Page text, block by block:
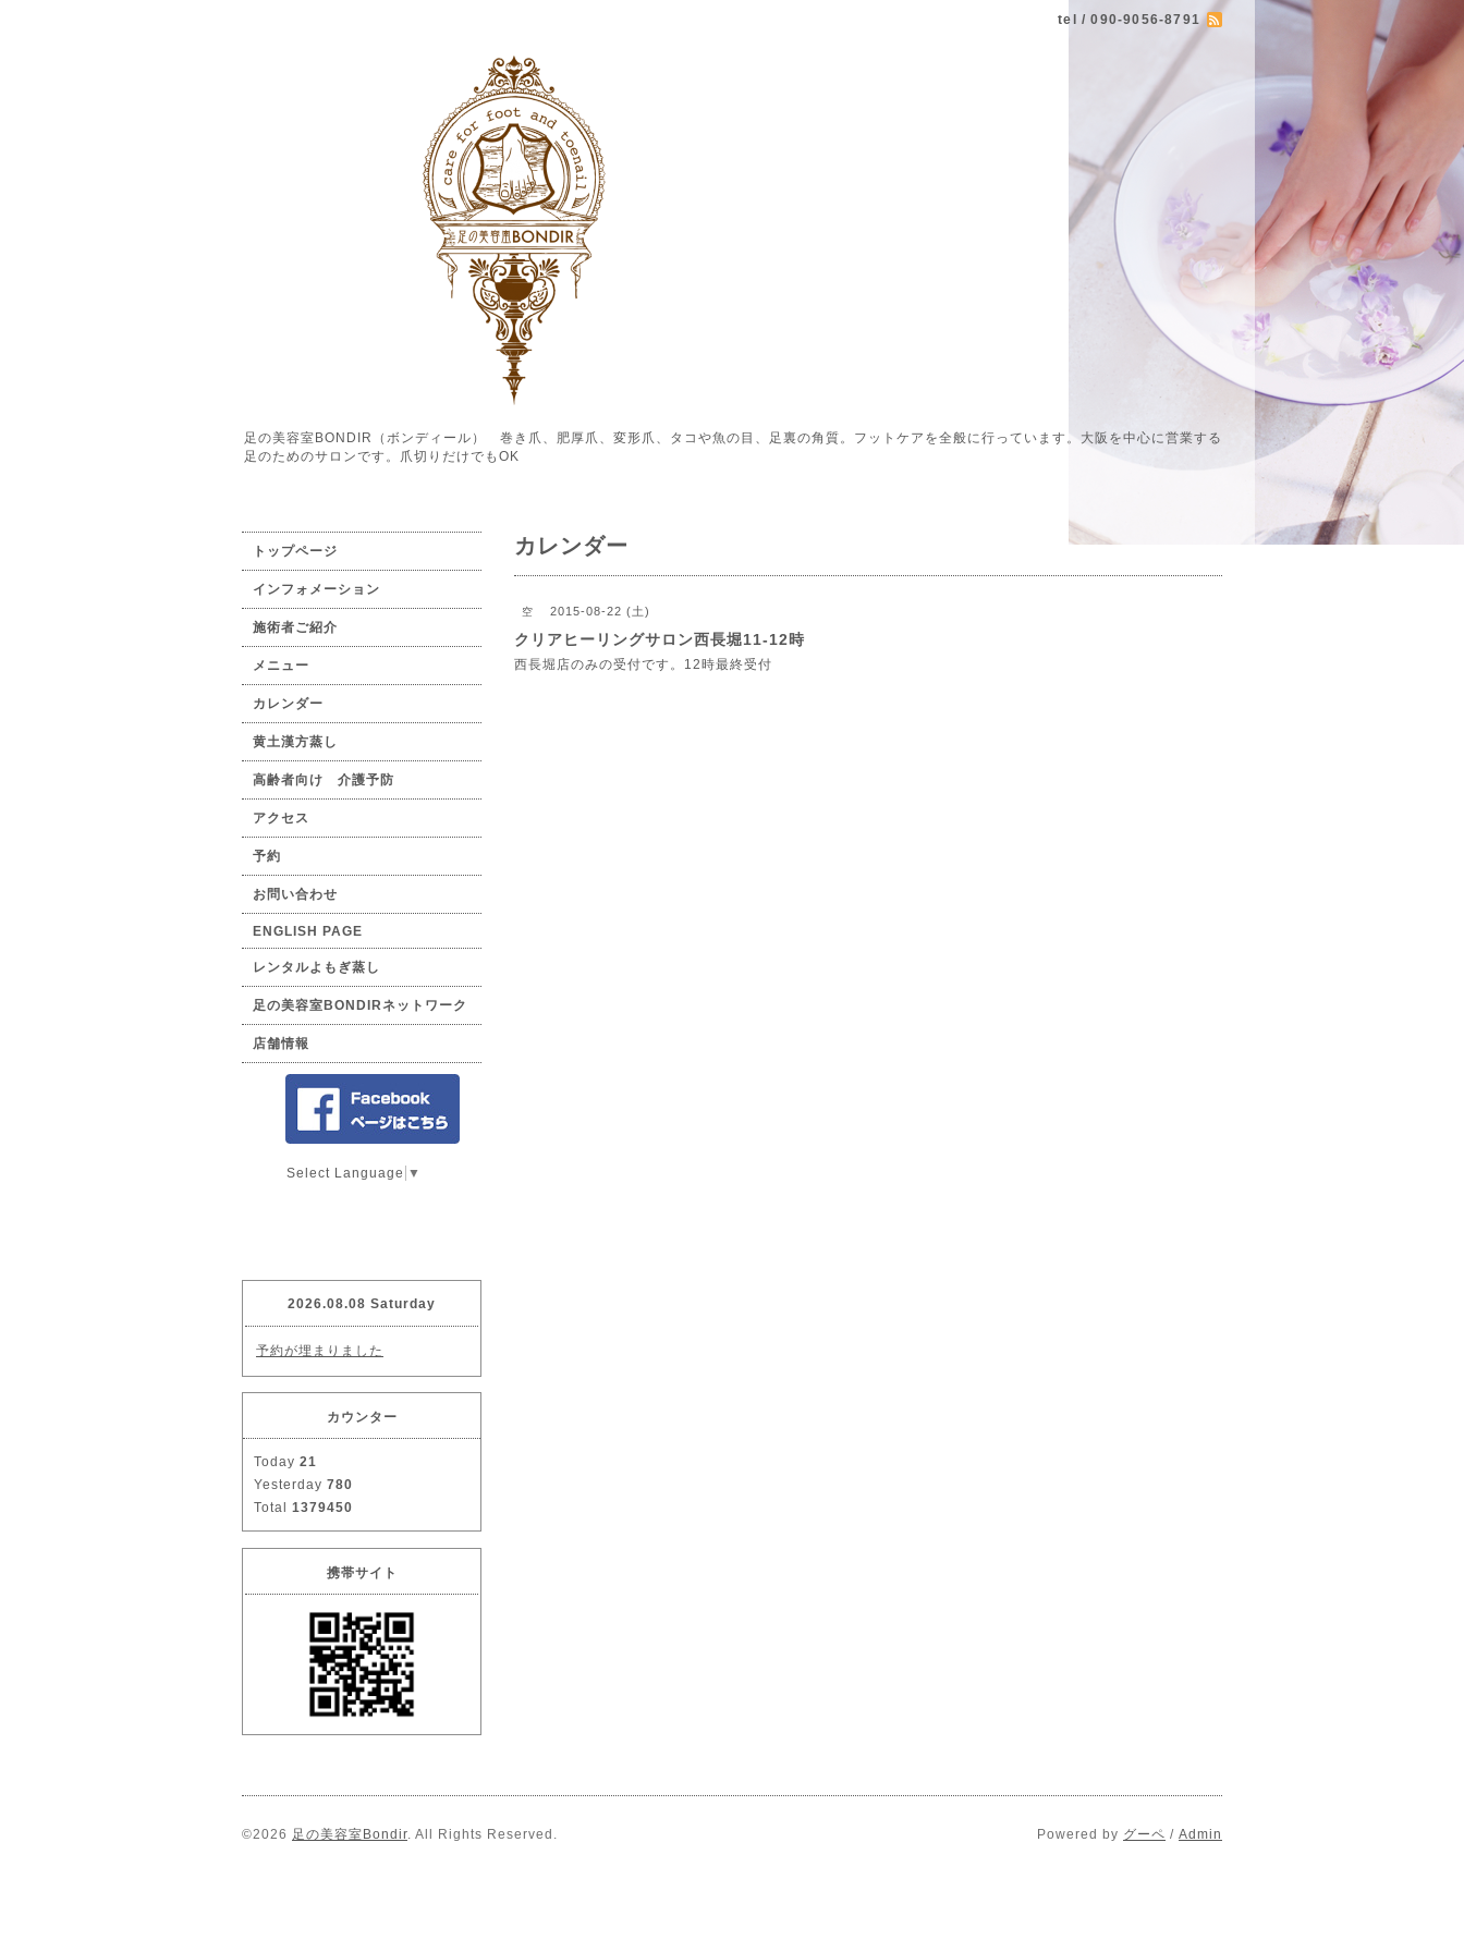
tel / 090-9056-8791
足の美容室BONDIR（ボンディール） 巻き爪、肥厚爪、変形爪、タコや魚の目、足裏の角質。フットケアを全般に行っています。大阪を中心に営業する
足のためのサロンです。爪切りだけでもOK
カレンダー
空 2015-08-22 (土)
クリアヒーリングサロン西長堀11-12時
西長堀店のみの受付です。12時最終受付
トップページ
インフォメーション
施術者ご紹介
メニュー
カレンダー
黄土漢方蒸し
高齢者向け 介護予防
アクセス
予約
お問い合わせ
ENGLISH PAGE
レンタルよもぎ蒸し
足の美容室BONDIRネットワーク
店舗情報
Select Language ▼
2026.08.08 Saturday
予約が埋まりました
カウンター
Today 21
Yesterday 780
Total 1379450
携帯サイト
©2026 足の美容室Bondir. All Rights Reserved. Powered by グーペ / Admin